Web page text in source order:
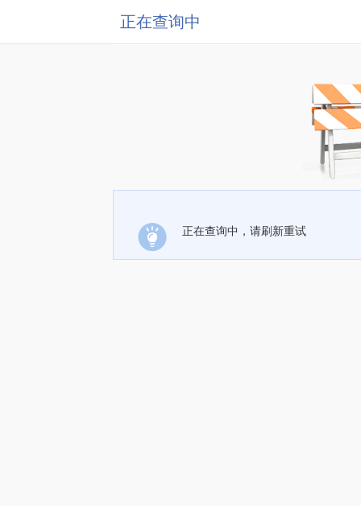
正在查询中
正在查询中，请刷新重试